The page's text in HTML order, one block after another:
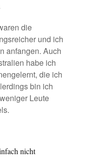
die
und ich
anfangen. Auch
habe ich
die ich
bin ich
Leute
nicht